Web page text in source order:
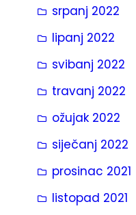
srpanj 2022
lipanj 2022
svibanj 2022
travanj 2022
ožujak 2022
siječanj 2022
prosinac 2021
listopad 2021